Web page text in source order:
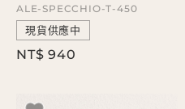
ALE-SPECCHIO-T-450
現貨供應中
NT$ 940